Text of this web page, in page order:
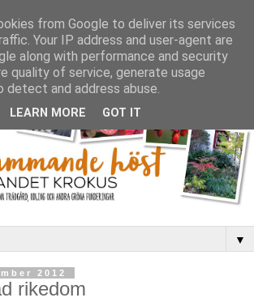
▼
2012
rikedom
from Google to deliver its services
Your IP address and user-agent are
along with performance and security
quality of service, generate usage
and address abuse.
LEARN MORE GOT IT